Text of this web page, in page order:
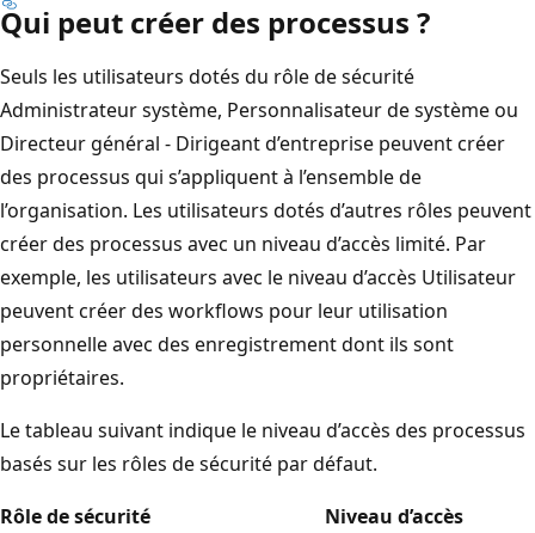
Qui peut créer des processus ?
Seuls les utilisateurs dotés du rôle de sécurité
Administrateur système, Personnalisateur de système ou
Directeur général - Dirigeant d’entreprise peuvent créer
des processus qui s’appliquent à l’ensemble de
l’organisation. Les utilisateurs dotés d’autres rôles peuvent
créer des processus avec un niveau d’accès limité. Par
exemple, les utilisateurs avec le niveau d’accès Utilisateur
peuvent créer des workflows pour leur utilisation
personnelle avec des enregistrement dont ils sont
propriétaires.
Le tableau suivant indique le niveau d’accès des processus
basés sur les rôles de sécurité par défaut.
Rôle de sécurité
Niveau d’accès